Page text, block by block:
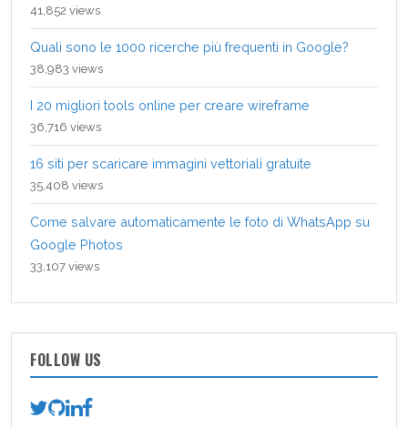
41,852 views
Quali sono le 1000 ricerche più frequenti in Google?
38,983 views
I 20 migliori tools online per creare wireframe
36,716 views
16 siti per scaricare immagini vettoriali gratuite
35,408 views
Come salvare automaticamente le foto di WhatsApp su
Google Photos
33,107 views
FOLLOW US